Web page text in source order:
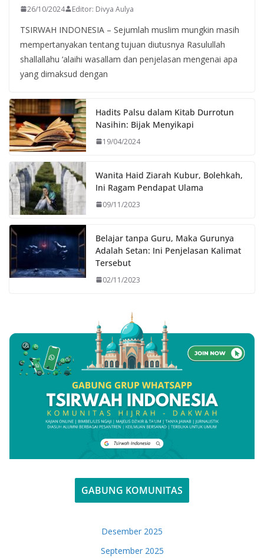
26/10/2024 Editor: Divya Aulya
TSIRWAH INDONESIA – Sejumlah muslim mungkin masih
mempertanyakan tentang tujuan diutusnya Rasulullah
shallallahu ‘alaihi wasallam dan penjelasan mengenai apa
yang dimaksud dengan
Hadits Palsu dalam Kitab Durrotun
Nasihin: Bijak Menyikapi
19/04/2024
Wanita Haid Ziarah Kubur, Bolehkah,
Ini Ragam Pendapat Ulama
09/11/2023
Belajar tanpa Guru, Maka Gurunya
Adalah Setan: Ini Penjelasan Kalimat
Tersebut
02/11/2023
GABUNG KOMUNITAS
Desember 2025
September 2025